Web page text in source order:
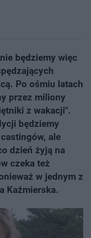
będziemy więc
Po ośmiu latach
przez miliony
z wakacji".
będziemy
ale
dzień żyją na
czeka też
w jednym z
Kaźmierska.